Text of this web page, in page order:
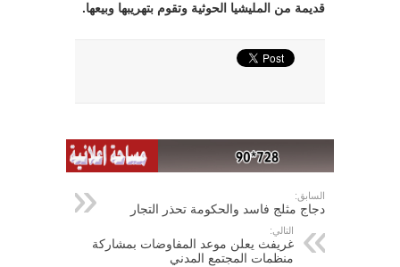
قديمة من المليشيا الحوثية وتقوم بتهريبها وبيعها.
السابق:
دجاج مثلج فاسد والحكومة تحذر التجار
التالي:
غريفث يعلن موعد المفاوضات بمشاركة
منظمات المجتمع المدني